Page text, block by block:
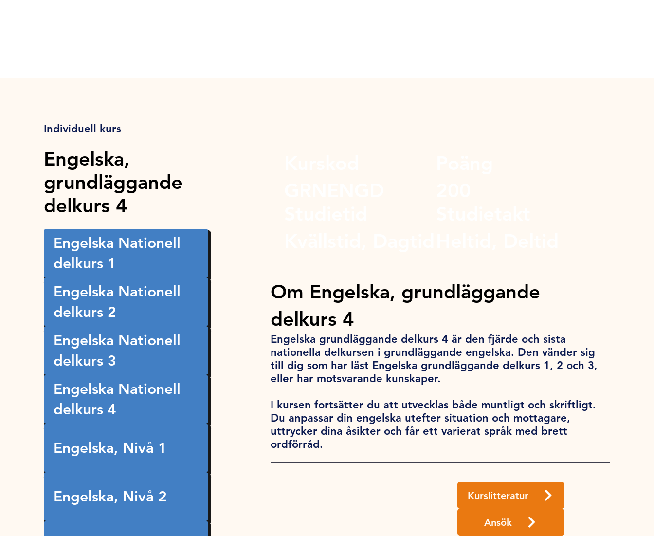
Individuell kurs
Engelska,
grundläggande
delkurs 4
Engelska Nationell
delkurs 1
Engelska Nationell
delkurs 2
Engelska Nationell
delkurs 3
Engelska Nationell
delkurs 4
Engelska, Nivå 1
Engelska, Nivå 2
Om Engelska, grundläggande
delkurs 4
Engelska grundläggande delkurs 4 är den fjärde och sista
nationella delkursen i grundläggande engelska. Den vänder sig
till dig som har läst Engelska grundläggande delkurs 1, 2 och 3,
eller har motsvarande kunskaper.
I kursen fortsätter du att utvecklas både muntligt och skriftligt.
Du anpassar din engelska utefter situation och mottagare,
uttrycker dina åsikter och får ett varierat språk med brett
ordförråd.
Kurslitteratur
Ansök